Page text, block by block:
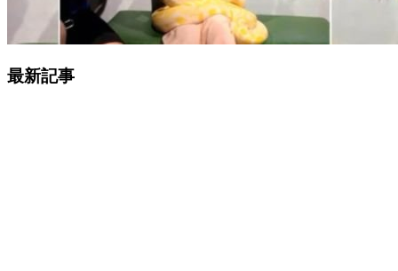
最新記事